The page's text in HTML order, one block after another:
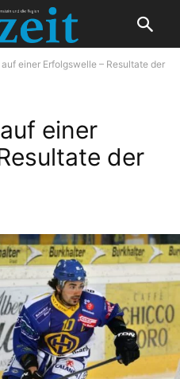
einer Erfolgswelle – Resultate der
einer
der